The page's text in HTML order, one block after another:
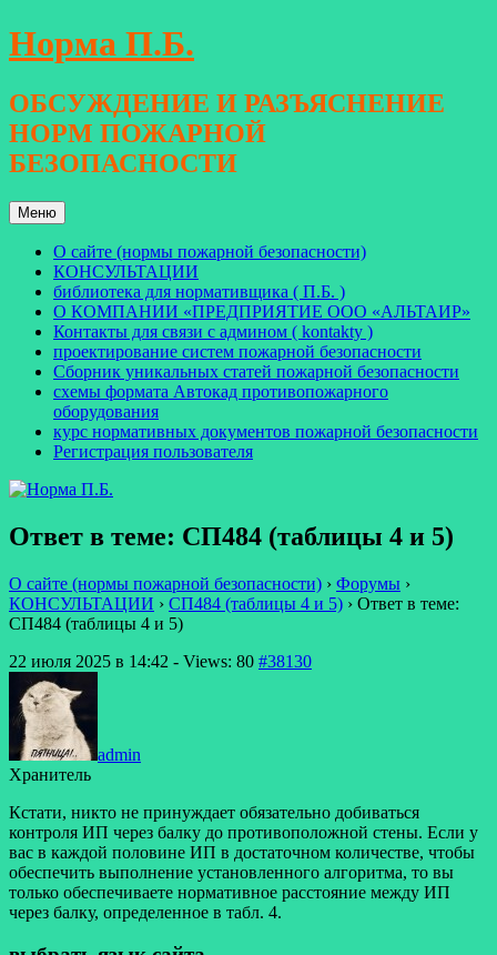
Перейти
к
Норма П.Б.
ОБСУЖДЕНИЕ И РАЗЪЯСНЕНИЕ
НОРМ ПОЖАРНОЙ
БЕЗОПАСНОСТИ
Меню
О сайте (нормы пожарной безопасности)
КОНСУЛЬТАЦИИ
библиотека для нормативщика ( П.Б. )
О КОМПАНИИ «ПРЕДПРИЯТИЕ ООО «АЛЬТАИР»
Контакты для связи с админом ( kontakty )
проектирование систем пожарной безопасности
Сборник уникальных статей пожарной безопасности
схемы формата Автокад противопожарного
оборудования
курс нормативных документов пожарной безопасности
Регистрация пользователя
Ответ в теме: СП484 (таблицы 4 и 5)
О сайте (нормы пожарной безопасности) › Форумы ›
КОНСУЛЬТАЦИИ › СП484 (таблицы 4 и 5) › Ответ в теме:
СП484 (таблицы 4 и 5)
22 июля 2025 в 14:42 - Views: 80 #38130
admin
Хранитель
Кстати, никто не принуждает обязательно добиваться
контроля ИП через балку до противоположной стены. Если у
вас в каждой половине ИП в достаточном количестве, чтобы
обеспечить выполнение установленного алгоритма, то вы
только обеспечиваете нормативное расстояние между ИП
через балку, определенное в табл. 4.